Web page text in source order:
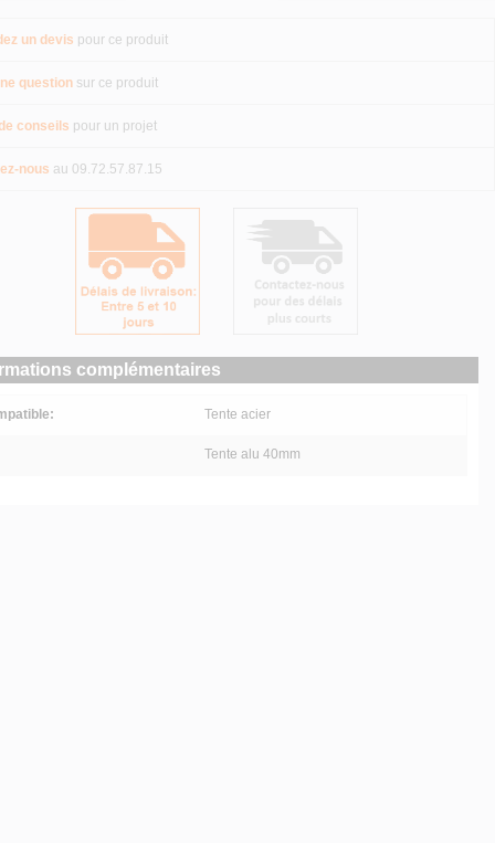
un devis pour ce produit
question sur ce produit
conseils pour un projet
nous au 09.72.57.87.15
complémentaires
Tente acier
Tente alu 40mm